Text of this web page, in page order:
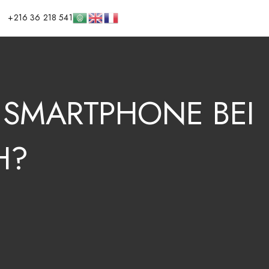
+216 36 218 541
SMARTPHONE BEI